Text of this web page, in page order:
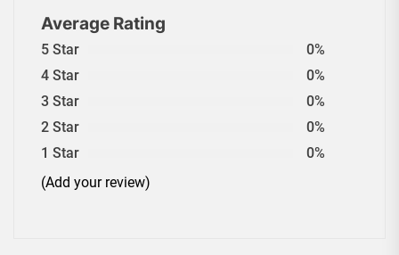
Average Rating
5 Star
0%
4 Star
0%
3 Star
0%
2 Star
0%
1 Star
0%
(Add your review)